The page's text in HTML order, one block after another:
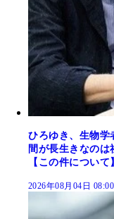
ひろゆき、生物
間が長生きなのは
【この件について
2026年08月04日 08:00